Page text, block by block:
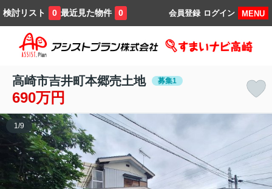
検討リスト 0 最近見た物件 0 MENU
ログイン
会員登録
高崎市吉井町本郷売土地 募集1
690万円
1 /9